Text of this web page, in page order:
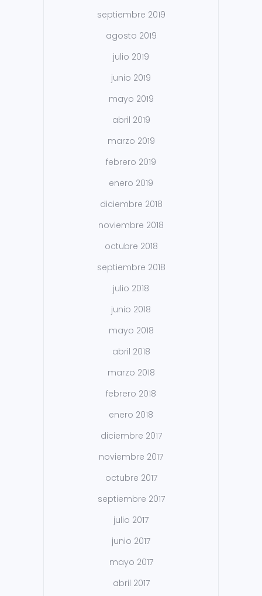
septiembre 2019
agosto 2019
julio 2019
junio 2019
mayo 2019
abril 2019
marzo 2019
febrero 2019
enero 2019
diciembre 2018
noviembre 2018
octubre 2018
septiembre 2018
julio 2018
junio 2018
mayo 2018
abril 2018
marzo 2018
febrero 2018
enero 2018
diciembre 2017
noviembre 2017
octubre 2017
septiembre 2017
julio 2017
junio 2017
mayo 2017
abril 2017